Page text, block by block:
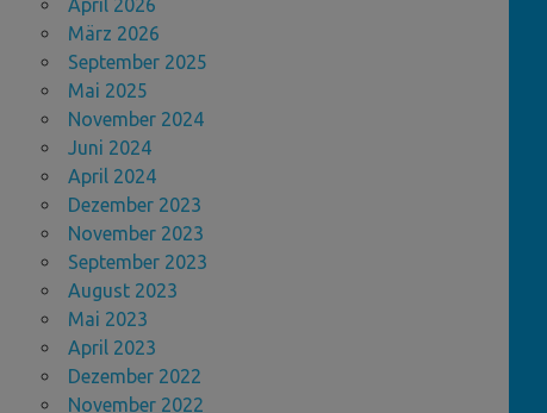
April 2026
März 2026
September 2025
Mai 2025
November 2024
Juni 2024
April 2024
Dezember 2023
November 2023
September 2023
August 2023
Mai 2023
April 2023
Dezember 2022
November 2022